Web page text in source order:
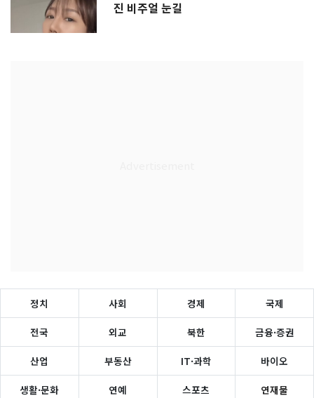
진 비주얼 눈길
정치 사회 경제 국제
전국 외교 북한 금융·증권
산업 부동산 IT·과학 바이오
생활·문화 연예 스포츠 연재물